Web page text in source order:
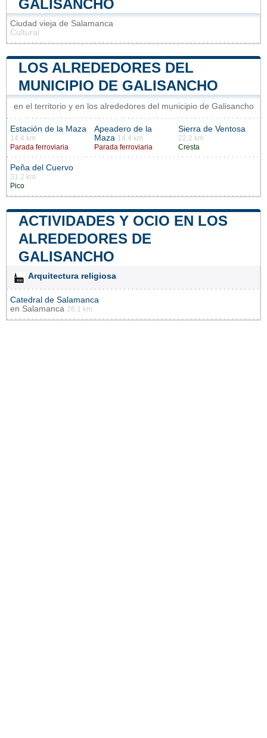
GALISANCHO
Ciudad vieja de Salamanca
Cultural
LOS ALREDEDORES DEL
MUNICIPIO DE GALISANCHO
en el territorio y en los alrededores del municipio de Galisancho
Estación de la Maza
14.4 km
Parada ferroviaria
Apeadero de la
Maza 14.4 km
Parada ferroviaria
Sierra de Ventosa
22.2 km
Cresta
Peña del Cuervo
31.2 km
Pico
ACTIVIDADES Y OCIO EN LOS
ALREDEDORES DE
GALISANCHO
Arquitectura religiosa
Catedral de Salamanca
en Salamanca 26.1 km